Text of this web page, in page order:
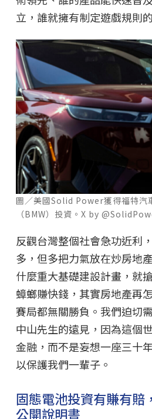
立，誰就擁有制定遊戲規則
圖／美國Solid Power獲得福特汽
（BMW）投資。X by
反觀台灣整個社會急功近利
多，但多把力氣放在炒房地
什麼重大基礎建設計畫，就
蟑螂賺快錢，其實房地產再
賽局都無關勝負。我們迫切
中山先生的遠見，因為這個
金融，而不是妄想一座三十
以保護我們一輩子。
固態電池投資有賺有賠
公開說明書